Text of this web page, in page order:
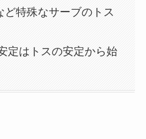
ど特殊なサーブのトス
定はトスの安定から始